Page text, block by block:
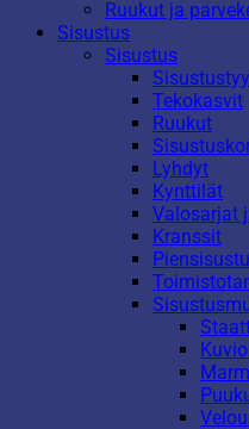
Ruukut ja
Sisustus
Sisustus
Tekokasvit
Ruukut
Lyhdyt
Kynttilät
Valosarjat
Kranssit